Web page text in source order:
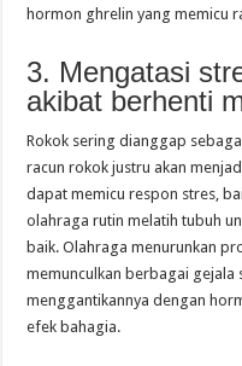
hormon ghrelin yang memicu
3. Mengatasi
akibat berhenti
Rokok sering dianggap
racun rokok justru akan
dapat memicu respon stres,
olahraga rutin melatih tubuh
baik. Olahraga menurunkan
memunculkan berbagai gejala
menggantikannya dengan
efek bahagia.